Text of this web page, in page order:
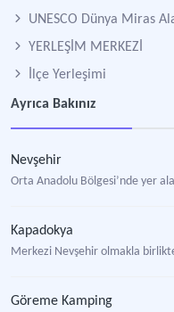
UNESCO Dünya Miras
YERLEŞİM MERKEZİ
İlçe Yerleşimi
Ayrıca Bakınız
Nevşehir
Orta Anadolu Bölgesi’nde yer
Kapadokya
Merkezi Nevşehir olmakla
Göreme Kamping